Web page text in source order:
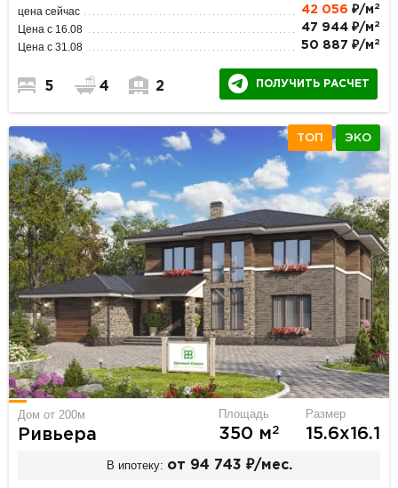
цена сейчас 42 056 ₽/м 2
Цена с 16.08 47 944 ₽/м 2
Цена с 31.08 50 887 ₽/м 2
5 4 2 ПОЛУЧИТЬ РАСЧЕТ
ТОП ЭКО
Дом от 200м
Ривьера
Площадь
350 м2
Размер
15.6х16.1
В ипотеку: от 94 743 ₽/мес.